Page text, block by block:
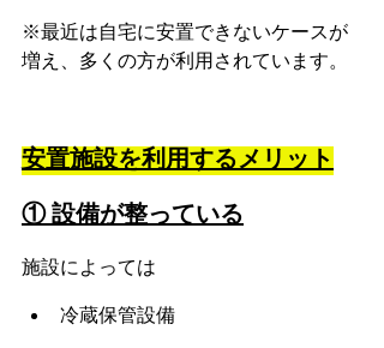
※最近は自宅に安置できないケースが
増え、多くの方が利用されています。
安置施設を利用するメリット
① 設備が整っている
施設によっては
冷蔵保管設備